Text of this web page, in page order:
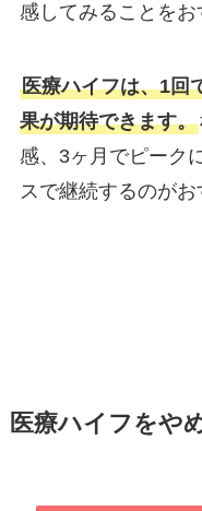
感してみることをお
医療ハイフは、1回
果が期待できます。
感、3ヶ月でピーク
スで継続するのがお
医療ハイフをや